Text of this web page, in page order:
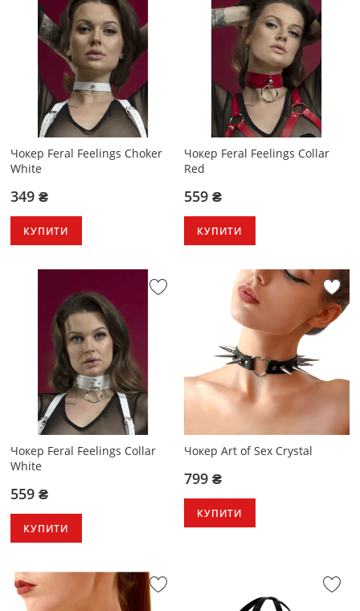
Чокер Feral Feelings Choker
White
349 ₴
КУПИТИ
Чокер Feral Feelings Collar
Red
559 ₴
КУПИТИ
Чокер Feral Feelings Collar
White
559 ₴
КУПИТИ
Чокер Art of Sex Crystal
799 ₴
КУПИТИ